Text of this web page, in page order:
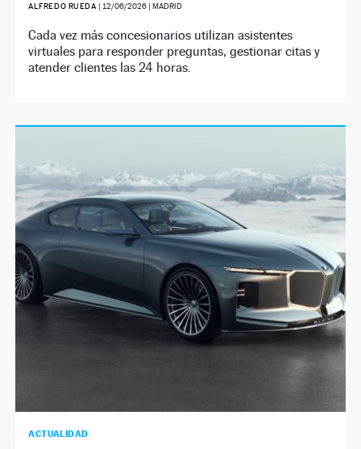
ALFREDO RUEDA | 12/06/2026 | MADRID
Cada vez más concesionarios utilizan asistentes
virtuales para responder preguntas, gestionar citas y
atender clientes las 24 horas.
ACTUALIDAD